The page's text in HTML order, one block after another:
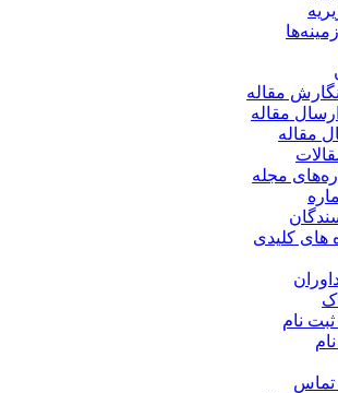
مقاله
مقاله
مجله
کلیدی
نام